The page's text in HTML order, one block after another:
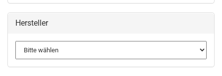
Hersteller